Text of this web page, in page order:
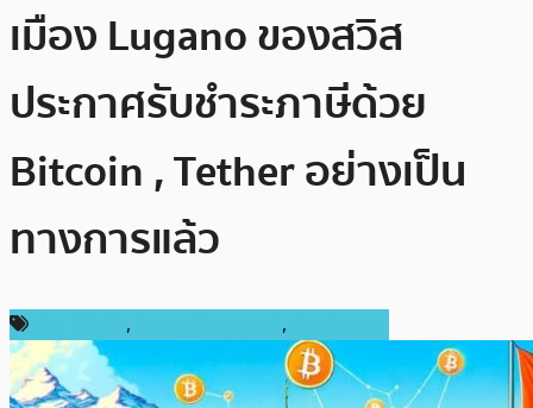
เมือง Lugano ของสวิส
ประกาศรับชำระภาษีด้วย
Bitcoin , Tether อย่างเป็น
ทางการแล้ว
, ,